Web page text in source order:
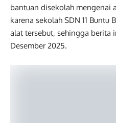
bantuan disekolah mengenai
karena sekolah SDN 11 Buntu
alat tersebut, sehingga berita
Desember 2025.